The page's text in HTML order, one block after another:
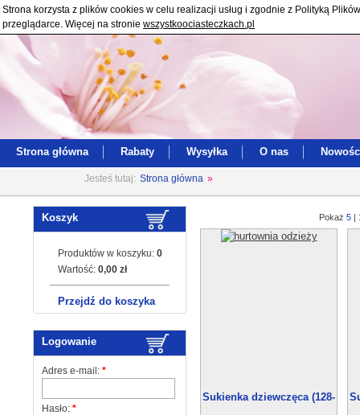
Strona korzysta z plików cookies w celu realizacji usług i zgodnie z Polityką
przeglądarce. Więcej na stronie wszystkoociasteczkach.pl
Strona główna Rabaty Wysyłka O nas
Jesteś tutaj: Strona główna »
Koszyk
Produktów w koszyku: 0
Wartość: 0,00 zł
Przejdź do koszyka
Logowanie
Adres e-mail: *
Hasło: *
Pokaż 5 |
Sukienka dziewczęca (128-